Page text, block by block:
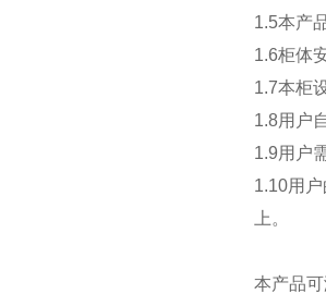
1.5本产
1.6柜体
1.7本柜
1.8用户
1.9用户
1.10用
上。
本产品